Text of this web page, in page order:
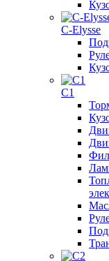
C-Elysse
C1